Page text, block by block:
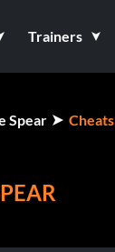
Trainers
Spear Cheats